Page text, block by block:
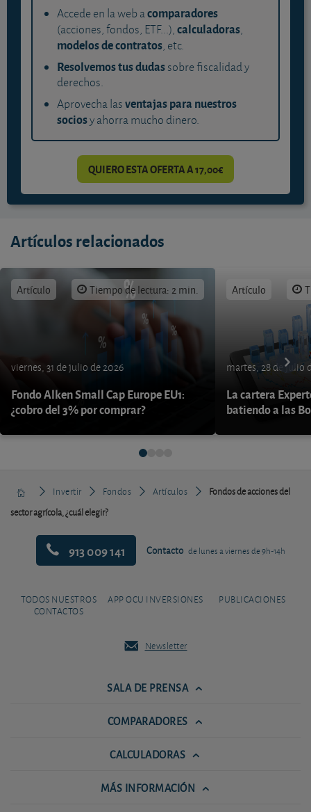
Accede en la web acomparadores
(acciones, fondos, ETF...),calculadoras,
modelos de contratos, etc.
Resolvemos tus dudassobre fiscalidad y
derechos.
Aprovecha lasventajas para nuestros
sociosy ahorra mucho dinero.
QUIERO ESTA OFERTA A 17,00€
Artículos relacionados
Artículo Tiempo de lectura: 2 min.
viernes, 31 de julio de 2026
Fondo Alken Small Cap Europe EU1:
¿cobro del 3% por comprar?
Artículo
martes, 28 de julio
La cartera
batiendo a las
Invertir Fondos Artículos
Fondos de acciones del
sector agrícola, ¿cuál elegir?
913 009 141 Contacto de lunes a viernes de 9h-14h
TODOS NUESTROS
CONTACTOS
APP OCU INVERSIONES PUBLICACIONES
Newsletter
SALA DE PRENSA
COMPARADORES
CALCULADORAS
MÁS INFORMACIÓN